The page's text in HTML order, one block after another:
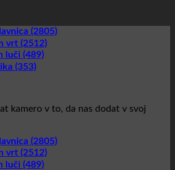
(2805)
vrt (2512)
luči (489)
(353)
kamero v to, da nas dodat v svoj
(2805)
vrt (2512)
luči (489)